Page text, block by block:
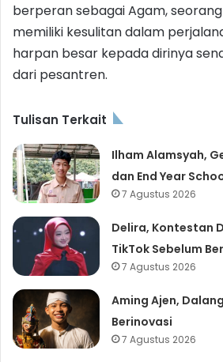
berperan sebagai Agam,
memiliki kesulitan dalam
harpan besar kepada dirinya
dari pesantren.
Tulisan Terkait
Ilham Alamsyah,
dan End Year
7 Agustus 2026
Delira, Kontestan
TikTok Sebelum
7 Agustus 2026
Aming Ajen,
Berinovasi
7 Agustus 2026